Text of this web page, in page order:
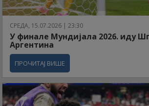
СРЕДА, 15.07.2026 | 23:30
У финале Мундијала 2026. иду
Аргентина
ПРОЧИТАЈ ВИШЕ